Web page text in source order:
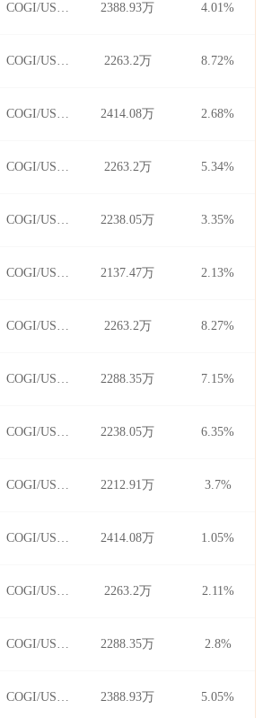
2388.93万 4.01%
2263.2万 8.72%
2414.08万 2.68%
2263.2万 5.34%
2238.05万 3.35%
2137.47万 2.13%
2263.2万 8.27%
2288.35万 7.15%
2238.05万 6.35%
2212.91万 3.7%
2414.08万 1.05%
2263.2万 2.11%
2288.35万 2.8%
2388.93万 5.05%